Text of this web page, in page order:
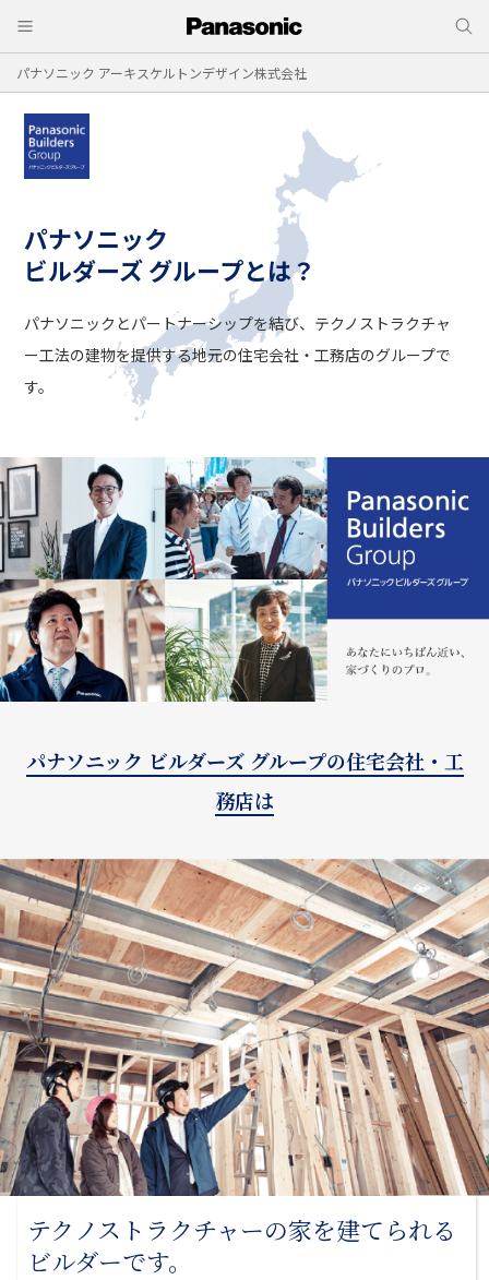
パナソニック アーキスケルトンデザイン株式会社
パナソニック
ビルダーズ グループとは？
パナソニックとパートナーシップを結び、 テクノストラクチャ
ー工法の建物を提供する地元の住宅会社・工務店のグループで
す。
パナソニック ビルダーズ グループの住宅会社・工
務店は
テクノストラクチャーの家を建てられる
ビルダーです。